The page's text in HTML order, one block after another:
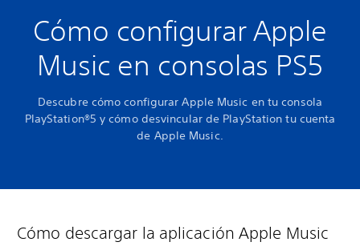
Cómo configurar Apple
Music en consolas PS5
Descubre cómo configurar Apple Music en tu consola
PlayStation®5 y cómo desvincular de PlayStation tu cuenta
de Apple Music.
Cómo descargar la aplicación Apple Music